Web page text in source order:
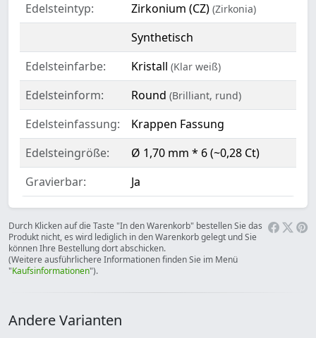
Edelsteintyp:
Zirkonium (CZ) (Zirkonia)
Synthetisch
Edelsteinfarbe:
Kristall (Klar weiß)
Edelsteinform: Round (Brilliant, rund)
Edelsteinfassung:
Krappen Fassung
Edelsteingröße:
Ø 1,70 mm * 6 (~0,28 Ct)
Gravierbar:
Ja
Durch Klicken auf die Taste "In den Warenkorb" bestellen Sie das
Produkt nicht, es wird lediglich in den Warenkorb gelegt und Sie
können Ihre Bestellung dort abschicken.
(Weitere ausführlichere Informationen finden Sie im Menü
"Kaufsinformationen").
Andere Varianten